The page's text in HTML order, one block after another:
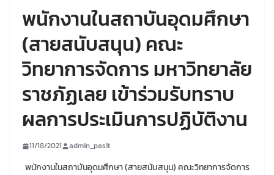
พนักงานในสถาบันอุดมศึกษา
(สายสนับสนุน) คณะ
วิทยาการจัดการ มหาวิทยาลัย
ราชภัฏเลย เข้าร่วมรับทราบ
ผลการประเมินการปฏิบัติงาน
11/18/2021 admin_pasit
พนักงานในสถาบันอุดมศึกษา (สายสนับสนุน) คณะวิทยาการจัดการ